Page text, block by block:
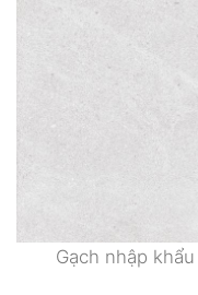
Gạch nhập